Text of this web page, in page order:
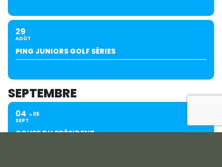
29
AOÛT
PING JUNIORS GOLF SÉRIES
SEPTEMBRE
04
SEPT
05
COUPE DU PRÉSIDENT